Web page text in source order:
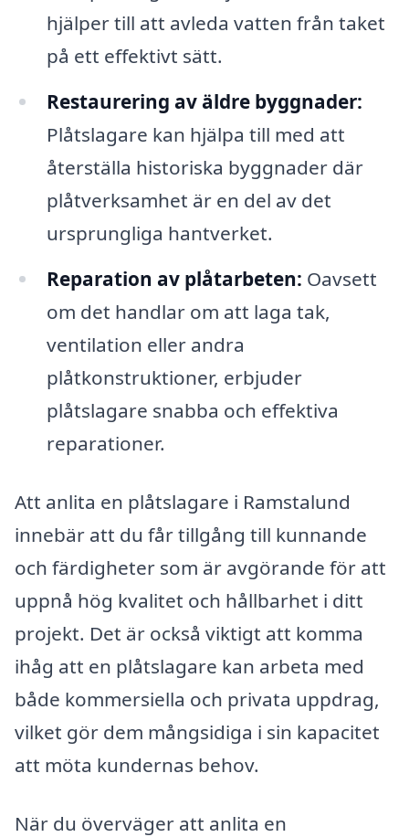
hjälper till att avleda vatten från taket
på ett effektivt sätt.
Restaurering av äldre byggnader:
Plåtslagare kan hjälpa till med att
återställa historiska byggnader där
plåtverksamhet är en del av det
ursprungliga hantverket.
Reparation av plåtarbeten: Oavsett
om det handlar om att laga tak,
ventilation eller andra
plåtkonstruktioner, erbjuder
plåtslagare snabba och effektiva
reparationer.
Att anlita en plåtslagare i Ramstalund
innebär att du får tillgång till kunnande
och färdigheter som är avgörande för att
uppnå hög kvalitet och hållbarhet i ditt
projekt. Det är också viktigt att komma
ihåg att en plåtslagare kan arbeta med
både kommersiella och privata uppdrag,
vilket gör dem mångsidiga i sin kapacitet
att möta kundernas behov.
När du överväger att anlita en